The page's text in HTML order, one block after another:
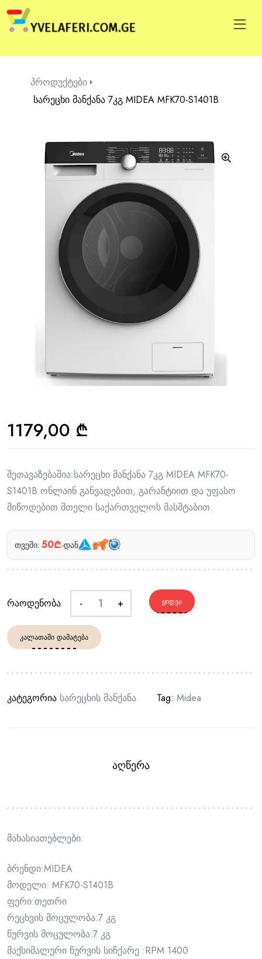
პროდუქტები
სარეცხი მანქანა 7კგ MIDEA MFK70-S1401B
1179,00 ₾
შეთავაზებაშია:სარეცხი მანქანა 7კგ MIDEA MFK70-
S1401B ონლაინ განვადებით, გარანტიით და უფასო
მიწოდებით მთელი საქართველოს მასშტაბით.
თვეში: 50₾-დან
რაოდენობა - + ᲧᲘᲓᲕᲐ
ᲙᲐᲚᲐᲗᲐᲨᲘ ᲓᲐᲛᲐᲢᲔᲑᲐ
კატეგორია Სარეცხის Მანქანა Tag: Midea
ᲐᲦᲬᲔᲠᲐ
მახასიათებლები:
ბრენდი:MIDEA
მოდელი: MFK70-S1401B
ფერი:თეთრი
რეცხვის მოცულობა:7 კგ
წურვის მოცულობა:7 კგ
მაქსიმალური წურვის სიჩქარე :RPM 1400